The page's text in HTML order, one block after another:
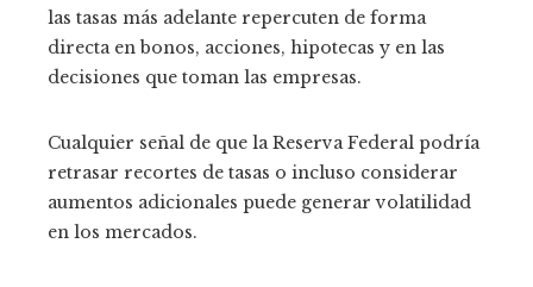
las tasas más adelante repercuten de forma
directa en bonos, acciones, hipotecas y en las
decisiones que toman las empresas.
Cualquier señal de que la Reserva Federal podría
retrasar recortes de tasas o incluso considerar
aumentos adicionales puede generar volatilidad
en los mercados.